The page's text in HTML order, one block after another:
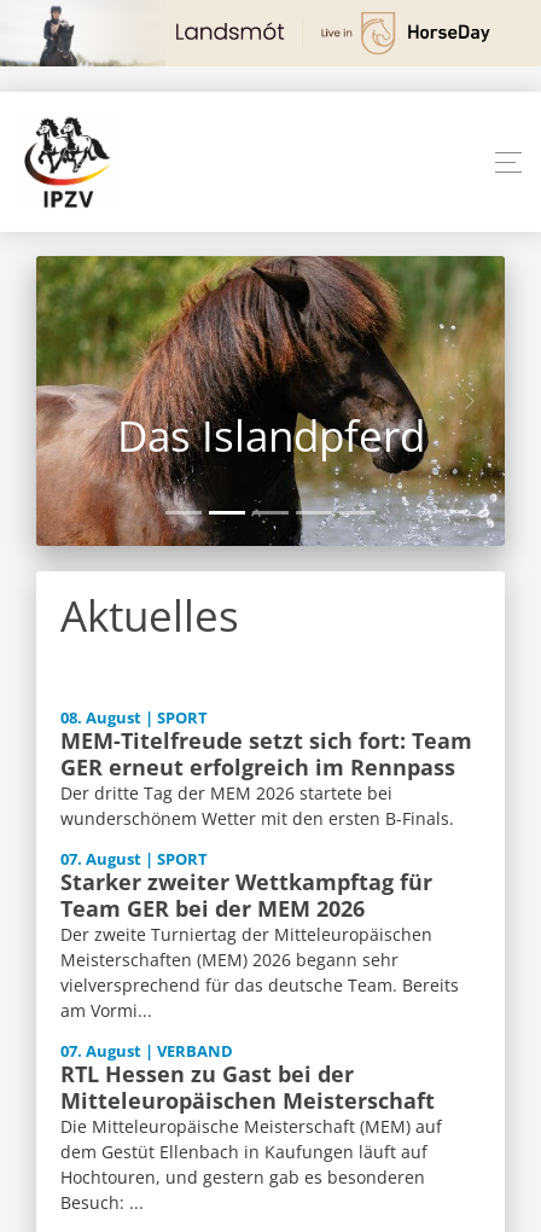
Das Islandpferd
Aktuelles
08. August | SPORT
MEM-Titelfreude setzt sich fort: Team
GER erneut erfolgreich im Rennpass
Der dritte Tag der MEM 2026 startete bei
wunderschönem Wetter mit den ersten B-Finals.
07. August | SPORT
Starker zweiter Wettkampftag für
Team GER bei der MEM 2026
Der zweite Turniertag der Mitteleuropäischen
Meisterschaften (MEM) 2026 begann sehr
vielversprechend für das deutsche Team. Bereits
am Vormi...
07. August | VERBAND
RTL Hessen zu Gast bei der
Mitteleuropäischen Meisterschaft
Die Mitteleuropäische Meisterschaft (MEM) auf
dem Gestüt Ellenbach in Kaufungen läuft auf
Hochtouren, und gestern gab es besonderen
Besuch: ...